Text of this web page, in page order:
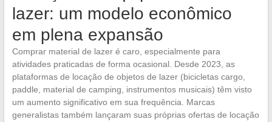
lazer: um modelo econômico
em plena expansão
Comprar material de lazer é caro, especialmente para
atividades praticadas de forma ocasional. Desde 2023, as
plataformas de locação de objetos de lazer (bicicletas cargo,
paddle, material de camping, instrumentos musicais) têm visto
um aumento significativo em sua frequência. Marcas
generalistas também lançaram suas próprias ofertas de locação